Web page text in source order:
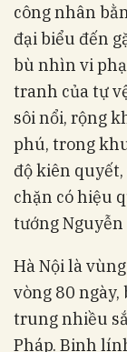
công nhân
đại biểu đến
bù nhìn vi
tranh của tự
sôi nổi, rộng
phú, trong
độ kiên
chặn có hiệu
tướng
Hà Nội là
vòng 80
trung nhiều
Pháp. Binh